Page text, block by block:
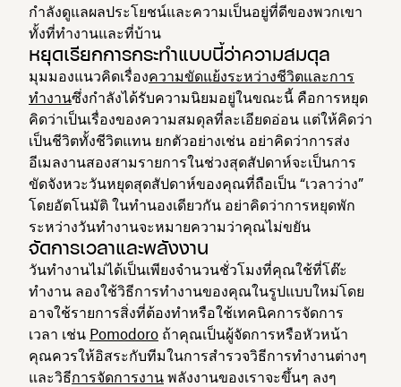
กำลังดูแลผลประโยชน์และความเป็นอยู่ที่ดีของพวกเขา
ทั้งที่ทำงานและที่บ้าน
หยุดเรียกการกระทำแบบนี้ว่าความสมดุล
มุมมองแนวคิดเรื่องความขัดแย้งระหว่างชีวิตและการ
ทำงานซึ่งกำลังได้รับความนิยมอยู่ในขณะนี้ คือการหยุด
คิดว่าเป็นเรื่องของความสมดุลที่ละเอียดอ่อน แต่ให้คิดว่า
เป็นชีวิตทั้งชีวิตแทน ยกตัวอย่างเช่น อย่าคิดว่าการส่ง
อีเมลงานสองสามรายการในช่วงสุดสัปดาห์จะเป็นการ
ขัดจังหวะวันหยุดสุดสัปดาห์ของคุณที่ถือเป็น “เวลาว่าง”
โดยอัตโนมัติ ในทำนองเดียวกัน อย่าคิดว่าการหยุดพัก
ระหว่างวันทำงานจะหมายความว่าคุณไม่ขยัน
จัดการเวลาและพลังงาน
วันทำงานไม่ได้เป็นเพียงจำนวนชั่วโมงที่คุณใช้ที่โต๊ะ
ทำงาน ลองใช้วิธีการทำงานของคุณในรูปแบบใหม่โดย
อาจใช้รายการสิ่งที่ต้องทำหรือใช้เทคนิคการจัดการ
เวลา เช่น Pomodoro ถ้าคุณเป็นผู้จัดการหรือหัวหน้า
คุณควรให้อิสระกับทีมในการสำรวจวิธีการทำงานต่างๆ
และวิธีการจัดการงาน พลังงานของเราจะขึ้นๆ ลงๆ